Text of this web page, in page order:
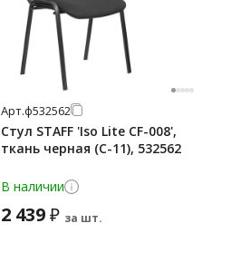
Арт.ф532562
Стул STAFF 'Iso Lite CF-008',
ткань черная (С-11), 532562
В наличии
2 439₽ за шт.